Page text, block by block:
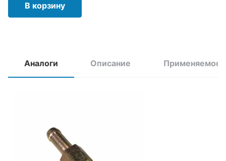
В корзину
Аналоги Описание